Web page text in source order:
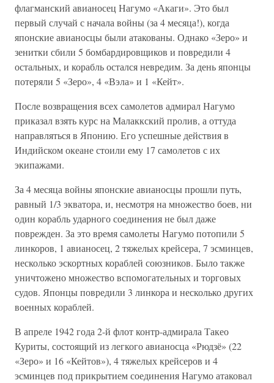
флагманский авианосец Нагумо «Акаги». Это был
первый случай с начала войны (за 4 месяца!), когда
японские авианосцы были атакованы. Однако «Зеро» и
зенитки сбили 5 бомбардировщиков и повредили 4
остальных, и корабль остался невредим. За день японцы
потеряли 5 «Зеро», 4 «Вэла» и 1 «Кейт».
После возвращения всех самолетов адмирал Нагумо
приказал взять курс на Малаккский пролив, а оттуда
направляться в Японию. Его успешные действия в
Индийском океане стоили ему 17 самолетов с их
экипажами.
За 4 месяца войны японские авианосцы прошли путь,
равный 1/3 экватора, и, несмотря на множество боев, ни
один корабль ударного соединения не был даже
поврежден. За это время самолеты Нагумо потопили 5
линкоров, 1 авианосец, 2 тяжелых крейсера, 7 эсминцев,
несколько эскортных кораблей союзников. Было также
уничтожено множество вспомогательных и торговых
судов. Японцы повредили 3 линкора и несколько других
военных кораблей.
В апреле 1942 года 2-й флот контр-адмирала Такео
Куриты, состоящий из легкого авианосца «Рюдзё» (22
«Зеро» и 16 «Кейтов»), 4 тяжелых крейсеров и 4
эсминцев под прикрытием соединения Нагумо атаковал